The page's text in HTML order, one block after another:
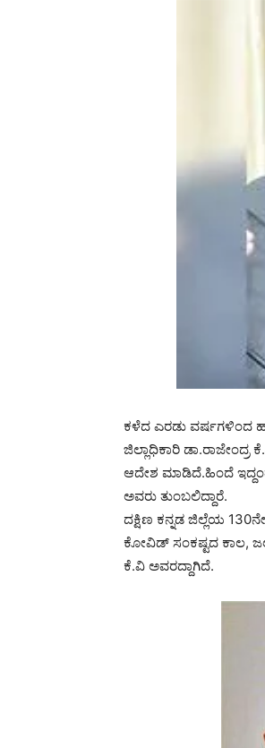
ಕಳೆದ ಎರಡು ವರ್ಷಗಳಿಂದ
ಜಿಲ್ಲಾಧಿಕಾರಿ
ಆದೇಶ ಮಾಡಿದೆ.ಹಿಂದೆ
ಅವರು ತುಂಬಲಿದ್ದಾರೆ.
ದಕ್ಷಿಣ ಕನ್ನಡ ಜಿಲ್ಲೆಯ
ಕೋವಿಡ್ ಸಂಕಷ್ಟದ ಕಾಲ,
ಕೆ.ವಿ ಅವರದ್ದಾಗಿದೆ.